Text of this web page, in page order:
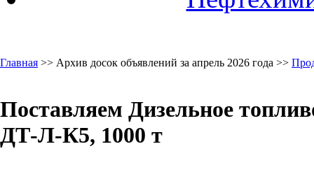
Главная >> Архив досок объявлений за апрель 2026 года >>
Поставляем Дизельное
ДТ-Л-К5, 1000 т